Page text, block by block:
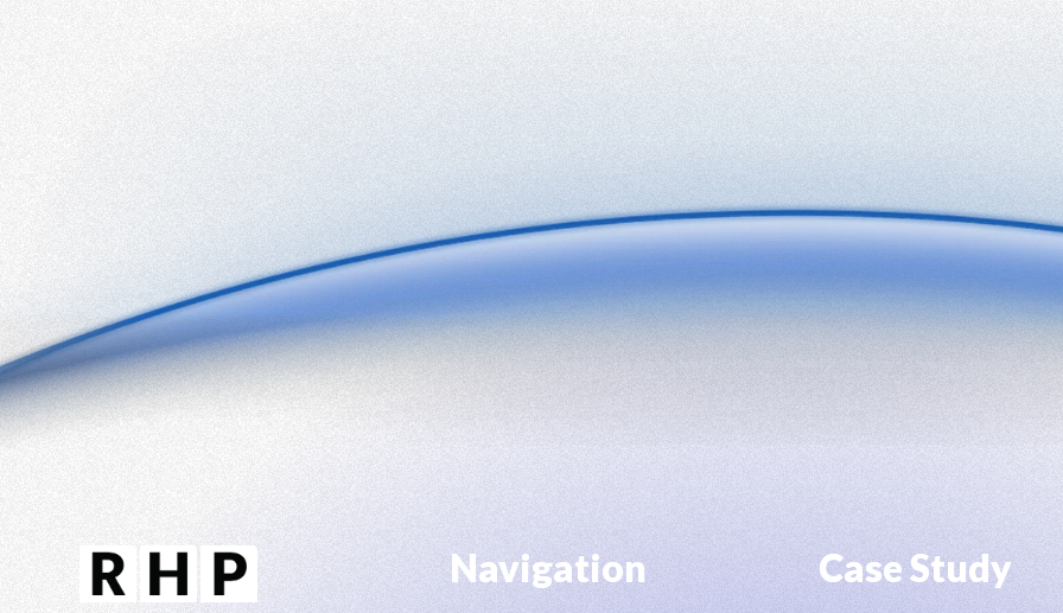
Navigation Case Study